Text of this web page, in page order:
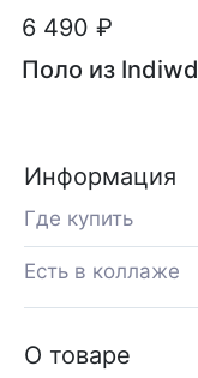
6 490 ₽
Поло из Indiwd
Информация
Где купить
Есть в коллаже
О товаре